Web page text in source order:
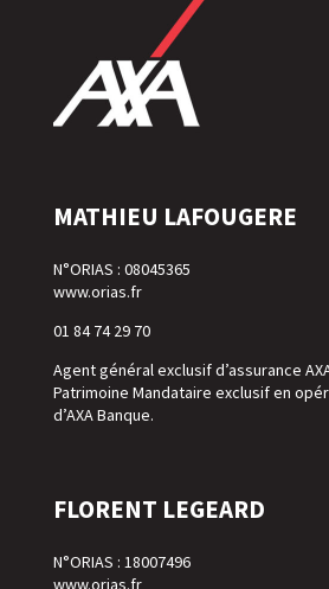
MATHIEU LAFOUGERE
N°ORIAS : 08045365
www.orias.fr
01 84 74 29 70
Agent général exclusif d’assurance
Patrimoine Mandataire exclusif en
d’AXA Banque.
FLORENT LEGEARD
N°ORIAS : 18007496
www.orias.fr